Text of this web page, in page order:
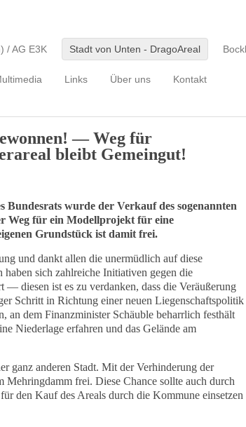
/ AG E3K Stadt von Unten - DragoAreal
Links Über uns Kontakt
— Weg für
bleibt Gemeingut!
Bundesrats wurde der Verkauf des sogenannten
Weg für ein Modellprojekt für eine
Grundstück ist damit frei.
und dankt allen die unermüdlich auf diese
haben sich zahlreiche Initiativen gegen die
— diesen ist es zu verdanken, dass die Veräußerung
Schritt in Richtung einer neuen Liegenschaftspolitik
an dem Finanzminister Schäuble beharrlich festhält
Niederlage erfahren und das Gelände am
ganz anderen Stadt. Mit der Verhinderung der
frei. Diese Chance sollte auch durch
den Kauf des Areals durch die Kommune einsetzen